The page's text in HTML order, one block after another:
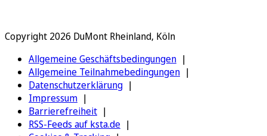
Copyright 2026 DuMont Rheinland, Köln
Allgemeine Geschäftsbedingungen
Allgemeine Teilnahmebedingungen
Datenschutzerklärung
Impressum
Barrierefreiheit
RSS-Feeds auf ksta.de